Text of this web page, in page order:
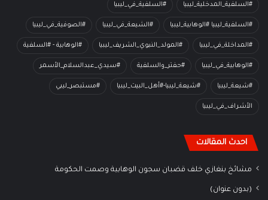
#السلفية_المدخلية_ليبيا #السلفية_في_ليبيا
#السلفية_ليبيا #الوهابية_ليبيا #الشيعة_في_ليبيا #الصوفية_في_ليبيا
#المداخلة_في_ليبيا #المولد_النبوي_الشريف_ليبيا #الوهابية - #السلفية
#الوهابية_في_ليبيا #حفتر_والسلفية #سيدي_عبدالسلام_الأسمر
#شيعة_ليبيا #شيعة_ليبيا-#أهل_البيت_ليبيا #مستبصر_ليبي
الأشراف_في_ليبيا
احدث المقالات
مشائخ بنغازي خلف قضبان سجون الوهابية وصمت الحكومة
(بدون عنوان)